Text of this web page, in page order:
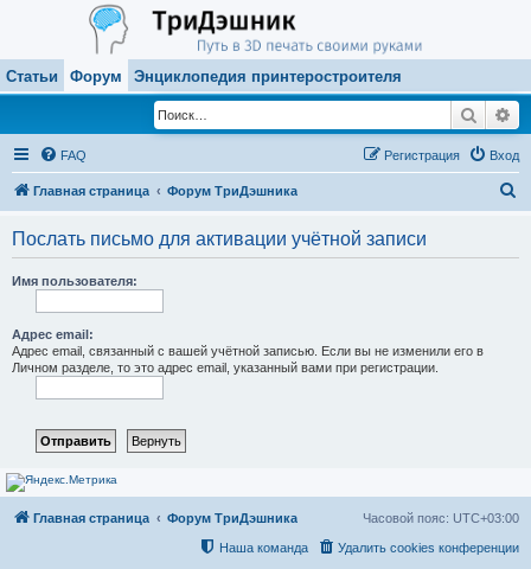
Статьи Форум Энциклопедия принтеростроителя
Поиск
FAQ Вход
Регистрация
Главная страница Форум ТриДэшника
Послать письмо для активации учётной записи
Имя пользователя:
Адрес email:
Адрес email, связанный с вашей учётной записью. Если вы не изменили его в
Личном разделе, то это адрес email, указанный вами при регистрации.
Главная страница Форум ТриДэшника Часовой пояс: UTC+03:00
Удалить cookies конференции
Наша команда